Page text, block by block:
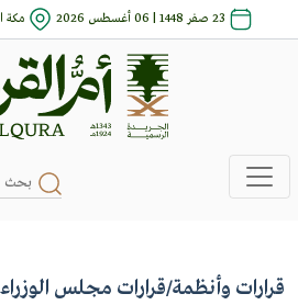
23 صفر 1448 | 06 أغسطس 2026 مكة
قرارات وأنظمة/قرارات مجلس الوزراء